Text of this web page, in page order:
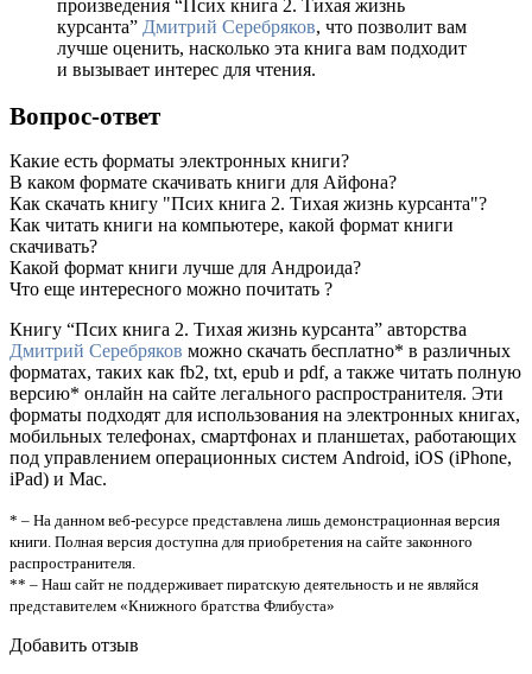
произведения “Псих книга 2. Тихая жизнь
курсанта” Дмитрий Серебряков, что позволит вам
лучше оценить, насколько эта книга вам подходит
и вызывает интерес для чтения.
Вопрос-ответ
Какие есть форматы электронных книги?
В каком формате скачивать книги для Айфона?
Как скачать книгу "Псих книга 2. Тихая жизнь курсанта"?
Как читать книги на компьютере, какой формат книги
скачивать?
Какой формат книги лучше для Андроида?
Что еще интересного можно почитать ?
Книгу “Псих книга 2. Тихая жизнь курсанта” авторства
Дмитрий Серебряков можно скачать бесплатно* в различных
форматах, таких как fb2, txt, epub и pdf, а также читать полную
версию* онлайн на сайте легального распространителя. Эти
форматы подходят для использования на электронных книгах,
мобильных телефонах, смартфонах и планшетах, работающих
под управлением операционных систем Android, iOS (iPhone,
iPad) и Mac.
* – На данном веб-ресурсе представлена лишь демонстрационная версия
книги. Полная версия доступна для приобретения на сайте законного
распространителя.
** – Наш сайт не поддерживает пиратскую деятельность и не являйся
представителем «Книжного братства Флибуста»
Добавить отзыв